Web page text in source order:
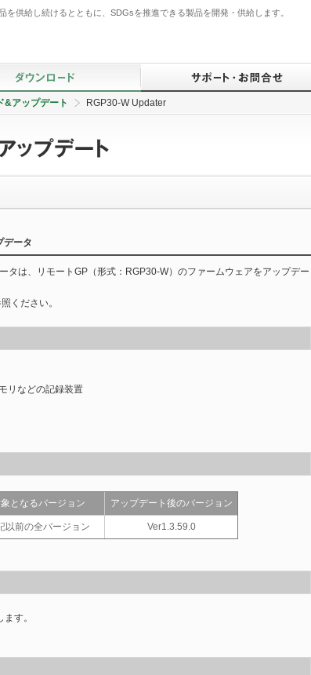
供給し続けるとともに、SDGsを推進できる製品を開発・供給します。
ポーネント
関連
機器
実習セット・その他
書一括ダウンロード
中・韓 仕様書ダウンロード
トウェアダウンロード&アップデー
UL認証書
規格・RoHS・グリーン情報
オンライン価格照会
&アップデート RGP30-W Updater
データ
タは、リモートGP（形式：RGP30-W）のファームウェアをアップデー
ください。
リなどの記録装置
となるバージョン アップデート後のバージョン
以前の全バージョン Ver1.3.59.0
す。